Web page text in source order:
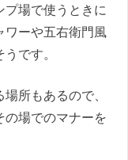
プ場で使うときに
ワーや五右衛門風
です。
所もあるので、
の場でのマナーを